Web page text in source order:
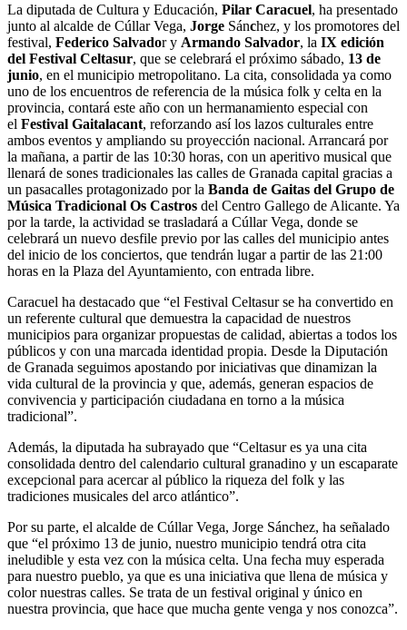
La diputada de Cultura y Educación, Pilar Caracuel, ha presentado
junto al alcalde de Cúllar Vega, Jorge Sánchez, y los promotores del
festival, Federico Salvador y Armando Salvador, la IX edición
del Festival Celtasur, que se celebrará el próximo sábado, 13 de
junio, en el municipio metropolitano. La cita, consolidada ya como
uno de los encuentros de referencia de la música folk y celta en la
provincia, contará este año con un hermanamiento especial con
el Festival Gaitalacant, reforzando así los lazos culturales entre
ambos eventos y ampliando su proyección nacional. Arrancará por
la mañana, a partir de las 10:30 horas, con un aperitivo musical que
llenará de sones tradicionales las calles de Granada capital gracias a
un pasacalles protagonizado por la Banda de Gaitas del Grupo de
Música Tradicional Os Castros del Centro Gallego de Alicante. Ya
por la tarde, la actividad se trasladará a Cúllar Vega, donde se
celebrará un nuevo desfile previo por las calles del municipio antes
del inicio de los conciertos, que tendrán lugar a partir de las 21:00
horas en la Plaza del Ayuntamiento, con entrada libre.
Caracuel ha destacado que “el Festival Celtasur se ha convertido en
un referente cultural que demuestra la capacidad de nuestros
municipios para organizar propuestas de calidad, abiertas a todos los
públicos y con una marcada identidad propia. Desde la Diputación
de Granada seguimos apostando por iniciativas que dinamizan la
vida cultural de la provincia y que, además, generan espacios de
convivencia y participación ciudadana en torno a la música
tradicional”.
Además, la diputada ha subrayado que “Celtasur es ya una cita
consolidada dentro del calendario cultural granadino y un escaparate
excepcional para acercar al público la riqueza del folk y las
tradiciones musicales del arco atlántico”.
Por su parte, el alcalde de Cúllar Vega, Jorge Sánchez, ha señalado
que “el próximo 13 de junio, nuestro municipio tendrá otra cita
ineludible y esta vez con la música celta. Una fecha muy esperada
para nuestro pueblo, ya que es una iniciativa que llena de música y
color nuestras calles. Se trata de un festival original y único en
nuestra provincia, que hace que mucha gente venga y nos conozca”.